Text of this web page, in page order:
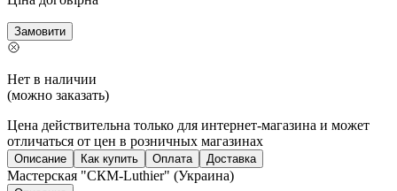
Замовити
Нет в наличии
(можно заказать)
Цена действительна только для интернет-магазина и может
отличаться от цен в розничных магазинах
Описание Как купить Оплата Доставка
Мастерская "СКМ-Luthier" (Украина)